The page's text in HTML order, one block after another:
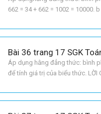
662 = 34 + 662 = 1002 = 10000.
Bài 36 trang 17 SGK
Áp dụng hằng đẳng thức: bình
để tính giá trị của biểu thức. LỜI